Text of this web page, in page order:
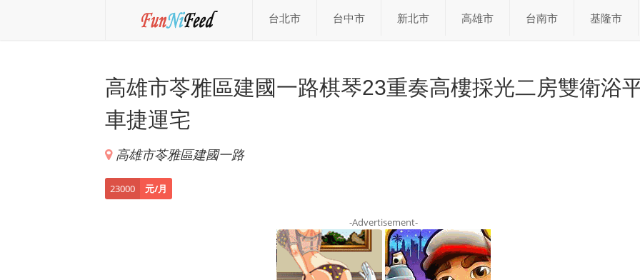
台北市 台中市 新北市 高雄市 台南市 基隆市
高雄市苓雅區建國一路棋琴23重奏高樓採光二房雙衛浴
車捷運宅
高雄市苓雅區建國一路
23000 元/月
-Advertisement-